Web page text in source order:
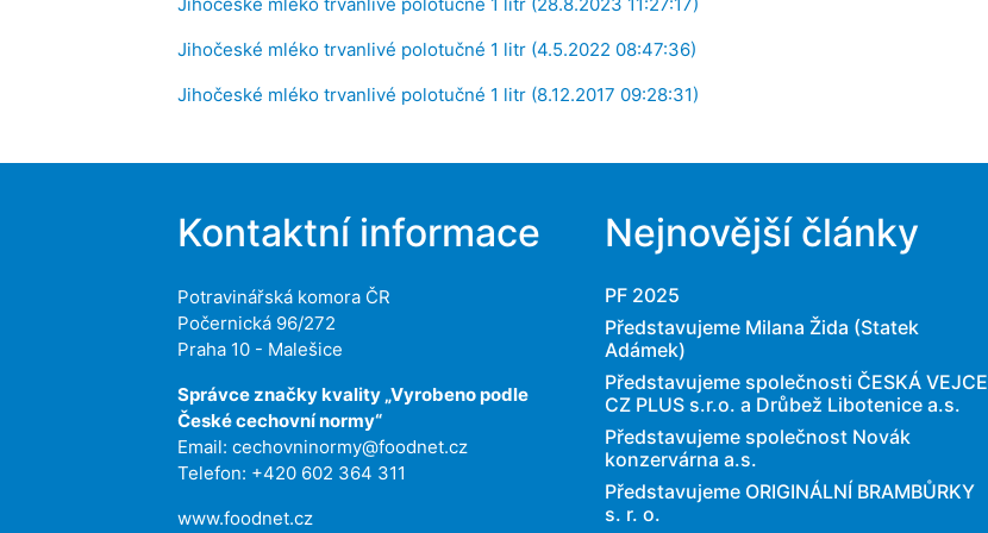
Jihočeské mléko trvanlivé polotučné 1 litr (4.5.2022 08:47:36)
Jihočeské mléko trvanlivé polotučné 1 litr (8.12.2017 09:28:31)
Kontaktní informace
Potravinářská komora ČR
Počernická 96/272
Praha 10 - Malešice
Správce značky kvality „Vyrobeno podle
České cechovní normy“
Email:cechovninormy@foodnet.cz
Telefon: +420 602 364 311
www.foodnet.cz
Nejnovější články
PF 2025
Představujeme Milana Žida (Statek
Adámek)
Představujeme společnosti ČESKÁ VEJCE
CZ PLUS s.r.o. a Drůbež Libotenice a.s.
Představujeme společnost Novák
konzervárna a.s.
Představujeme ORIGINÁLNÍ BRAMBŮRKY
s. r. o.